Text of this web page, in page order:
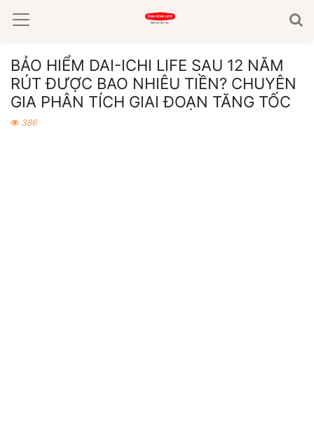
BẢO HIỂM DAI-ICHI LIFE SAU 12 NĂM
RÚT ĐƯỢC BAO NHIÊU TIỀN? CHUYÊN
GIA PHÂN TÍCH GIAI ĐOẠN TĂNG TỐC
386